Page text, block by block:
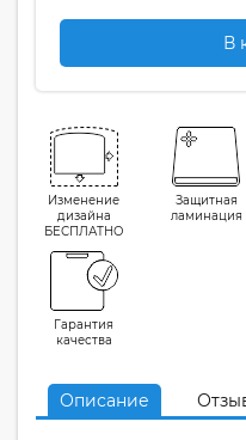
В
Изменение
дизайна
БЕСПЛАТНО
Защитная
ламинация
Гарантия
качества
Описание